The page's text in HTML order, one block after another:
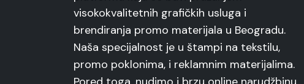
visokokvalitetnih grafičkih usluga i
brendiranja promo materijala u Beogradu.
Naša specijalnost je u štampi na tekstilu,
promo poklonima, i reklamnim materijalima.